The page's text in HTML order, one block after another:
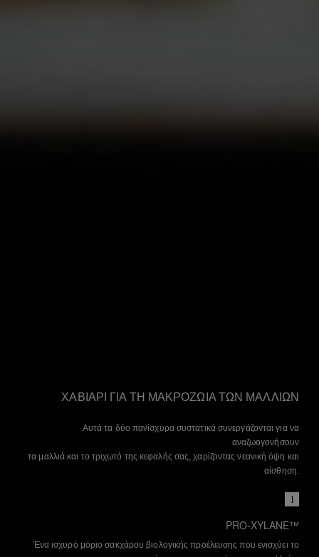
ΧΑΒΙΑΡΙ ΓΙΑ ΤΗ ΜΑΚΡΟΖΩΙΑ ΤΩΝ ΜΑΛΛΙΩΝ
Αυτά τα δύο πανίσχυρα συστατικά συνεργάζονται για να
αναζωογονήσουν
τα μαλλιά και το τριχωτό της κεφαλής σας, χαρίζοντας νεανική όψη και
αίσθηση.
1
PRO-XYLANE™
Ένα ισχυρό μόριο σακχάρου βιολογικής προέλευσης που ενισχύει το